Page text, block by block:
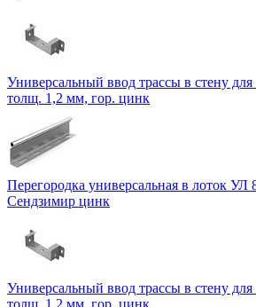
Универсальный ввод трассы в стену для
толщ. 1,2 мм, гор. цинк
Перегородка универсальная в лоток
Сендзимир цинк
Универсальный ввод трассы в стену для
толщ. 1,2 мм, гор. цинк